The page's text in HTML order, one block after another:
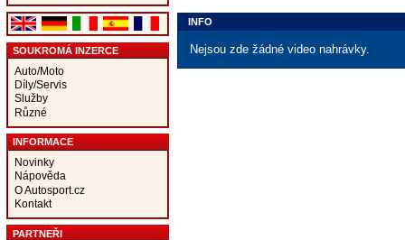
SOUKROMÁ INZERCE
Auto/Moto
Díly/Servis
Služby
Různé
INFORMACE
Novinky
Nápověda
O Autosport.cz
Kontakt
PARTNEŘI
INFO
Nejsou zde žádné video nahrávky.